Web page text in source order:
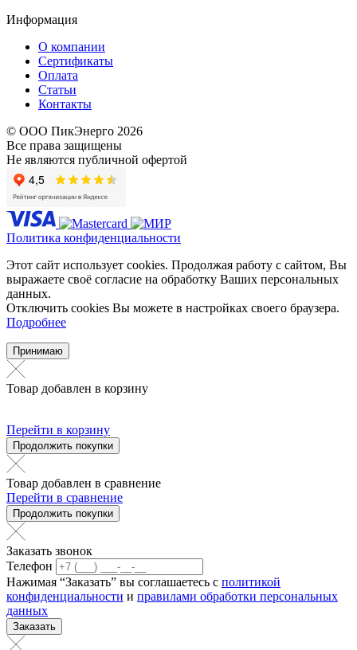
Информация
О компании
Сертификаты
Оплата
Статьи
Контакты
© ООО ПикЭнерго 2026
Все права защищены
Не являются публичной офертой
Политика конфиденциальности
Этот сайт использует cookies. Продолжая работу с сайтом, Вы
выражаете своё согласие на обработку Ваших персональных
данных.
Отключить cookies Вы можете в настройках своего браузера.
Подробнее
Принимаю
Товар добавлен в корзину
Перейти в корзину
Продолжить покупки
Товар добавлен в сравнение
Перейти в сравнение
Продолжить покупки
Заказать звонок
Телефон
Нажимая “Заказать” вы соглашаетесь с политикой
конфиденциальности и правилами обработки персональных
данных
Заказать